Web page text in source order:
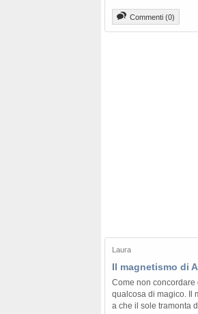
Commenti (0)
Laura
Il magnetismo di
Come non concordare
qualcosa di magico. Il
a che il sole tramonta